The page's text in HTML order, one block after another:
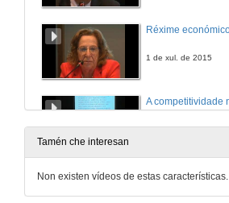
1 de xul. de 2015
1 de xul. de 2015
A loxística portuaria
Tamén che interesan
Non existen vídeos de estas características.